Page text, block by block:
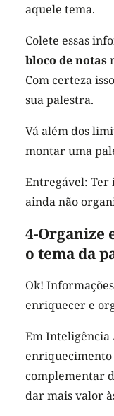
aquele tema.
Colete essas
bloco de notas
Com certeza
sua palestra.
Vá além dos
montar uma
Entregável: Ter
ainda não
4-Organize
o tema da
Ok!
enriquecer e
Em
enriquecimento
complementar
dar mais valor